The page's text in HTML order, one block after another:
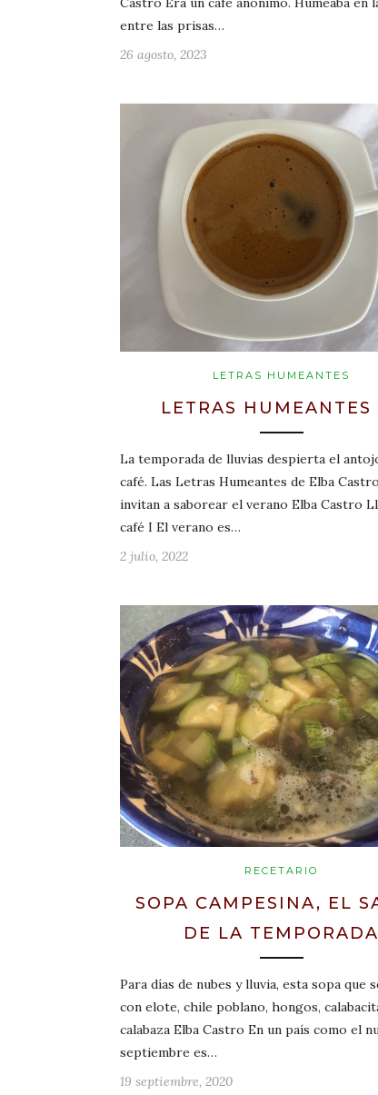
entre las prisas…
26 agosto, 2023
LETRAS HUMEANTES
LETRAS HUMEANTES
La temporada de lluvias despierta el
café. Las Letras Humeantes de Elba
invitan a saborear el verano Elba Castro
café I El verano es…
2 julio, 2022
RECETARIO
SOPA CAMPESINA, EL
DE LA TEMPORADA
Para días de nubes y lluvia, esta sopa que
con elote, chile poblano, hongos,
calabaza Elba Castro En un país como el
septiembre es…
19 septiembre, 2020